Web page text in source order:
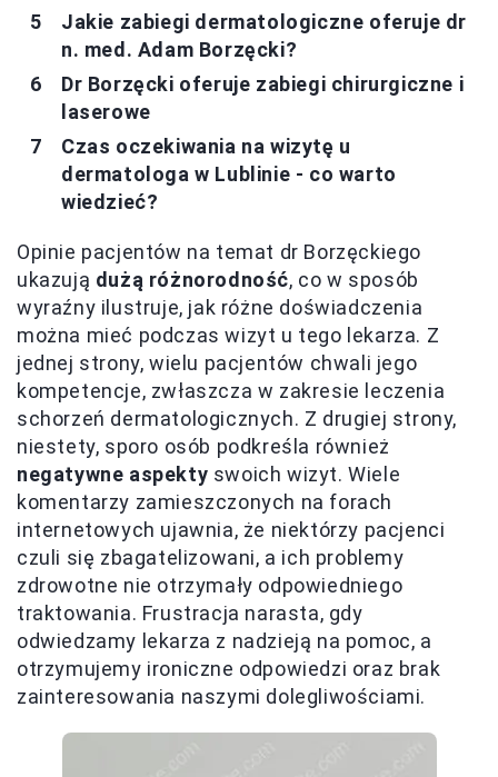
Jakie zabiegi dermatologiczne oferuje dr
n. med. Adam Borzęcki?
Dr Borzęcki oferuje zabiegi chirurgiczne i
laserowe
Czas oczekiwania na wizytę u
dermatologa w Lublinie - co warto
wiedzieć?
Opinie pacjentów na temat dr Borzęckiego
ukazują dużą różnorodność, co w sposób
wyraźny ilustruje, jak różne doświadczenia
można mieć podczas wizyt u tego lekarza. Z
jednej strony, wielu pacjentów chwali jego
kompetencje, zwłaszcza w zakresie leczenia
schorzeń dermatologicznych. Z drugiej strony,
niestety, sporo osób podkreśla również
negatywne aspekty swoich wizyt. Wiele
komentarzy zamieszczonych na forach
internetowych ujawnia, że niektórzy pacjenci
czuli się zbagatelizowani, a ich problemy
zdrowotne nie otrzymały odpowiedniego
traktowania. Frustracja narasta, gdy
odwiedzamy lekarza z nadzieją na pomoc, a
otrzymujemy ironiczne odpowiedzi oraz brak
zainteresowania naszymi dolegliwościami.